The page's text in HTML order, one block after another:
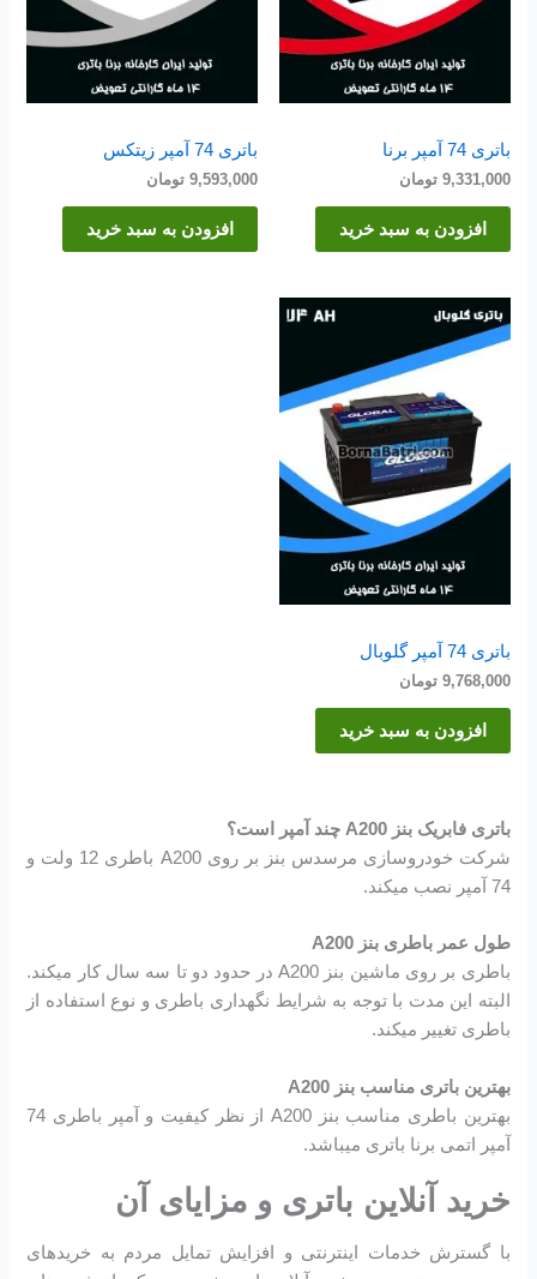
باتری 74 آمپر برنا
9,331,000 تومان
افزودن به سبد خرید
باتری 74 آمپر زیتکس
9,593,000 تومان
افزودن به سبد خرید
باتری 74 آمپر گلوبال
9,768,000 تومان
افزودن به سبد خرید
باتری فابریک بنز A200 چند آمپر است؟
شرکت خودروسازی مرسدس بنز بر روی A200 باطری 12 ولت و
74 آمپر نصب میکند.
طول عمر باطری بنز A200
باطری بر روی ماشین بنز A200 در حدود دو تا سه سال کار میکند.
البته این مدت با توجه به شرایط نگهداری باطری و نوع استفاده از
باطری تغییر میکند.
بهترین باتری مناسب بنز A200
بهترین باطری مناسب بنز A200 از نظر کیفیت و آمپر باطری 74
آمپر اتمی برنا باتری میباشد.
خرید آنلاین باتری و مزایای آن
با گسترش خدمات اینترنتی و افزایش تمایل مردم به خریدهای